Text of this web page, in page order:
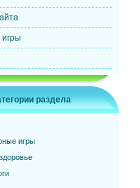
раздела
игры